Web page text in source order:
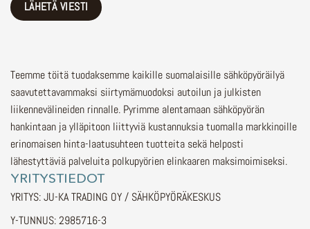
Teemme töitä tuodaksemme kaikille suomalaisille sähköpyöräilyä
saavutettavammaksi siirtymämuodoksi autoilun ja julkisten
liikennevälineiden rinnalle. Pyrimme alentamaan sähköpyörän
hankintaan ja ylläpitoon liittyviä kustannuksia tuomalla markkinoille
erinomaisen hinta-laatusuhteen tuotteita sekä helposti
lähestyttäviä palveluita polkupyörien elinkaaren maksimoimiseksi.
YRITYSTIEDOT
YRITYS: JU-KA TRADING OY / SÄHKÖPYÖRÄKESKUS
Y-TUNNUS: 2985716-3